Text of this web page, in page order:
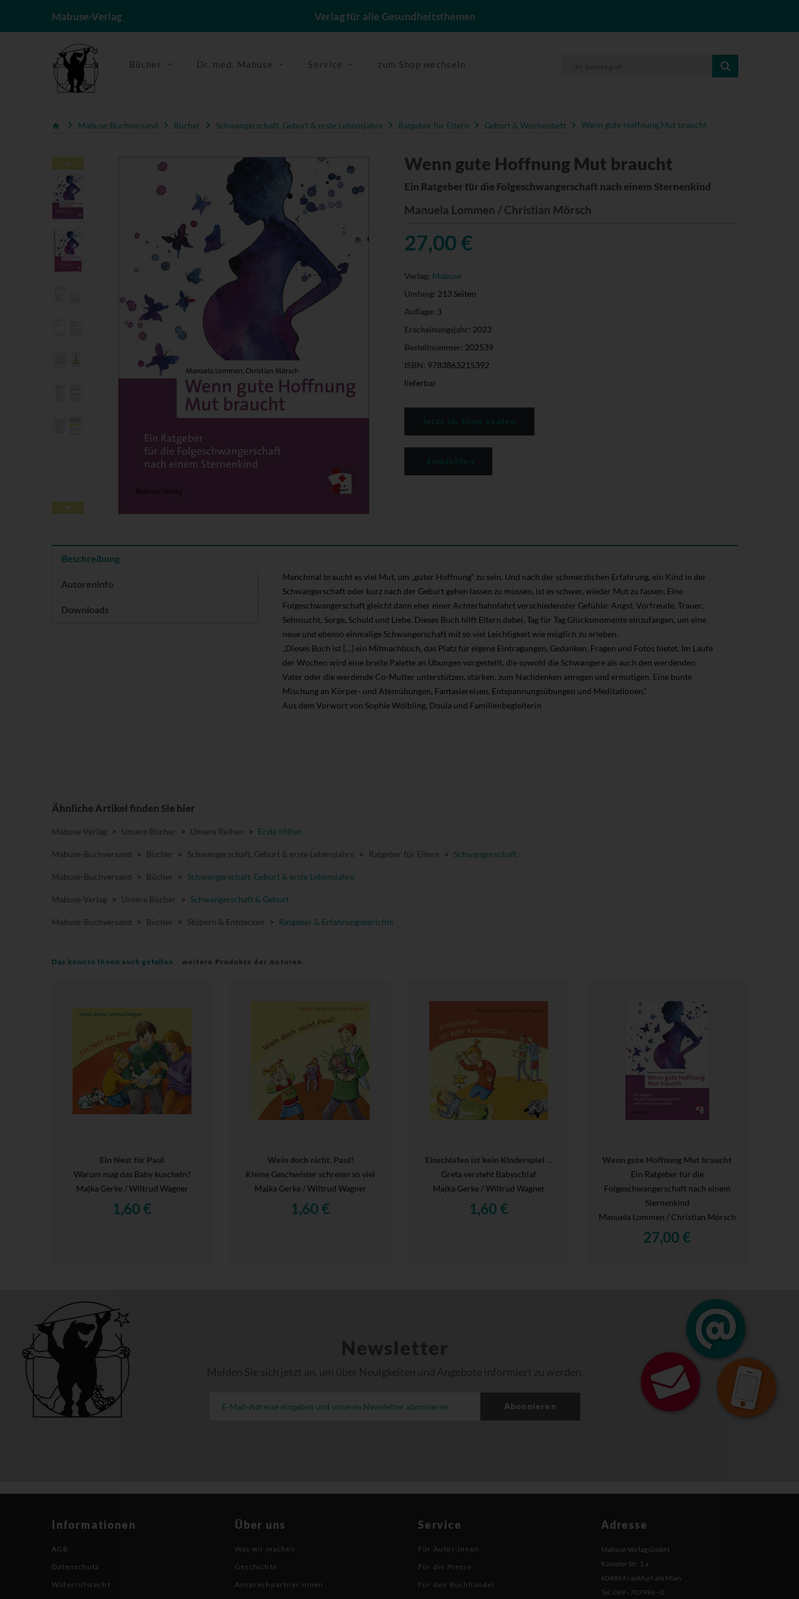
Mabuse-Verlag Verlag für alle Gesundheitsthemen
Bücher Dr. med. Mabuse Service zum Shop wechseln
Mabuse-Buchversand Bücher Schwangerschaft, Geburt & erste Lebensjahre Ratgeber für Eltern Geburt & Wochenbett Wenn gute Hoffnung Mut braucht
Wenn gute Hoffnung Mut braucht
Ein Ratgeber für die Folgeschwangerschaft nach einem Sternenkind
Manuela Lommen / Christian Mörsch
27,00 €
Verlag: Mabuse
Umfang: 213 Seiten
Auflage: 3
Erscheinungsjahr: 2023
Bestellnummer: 202539
ISBN: 9783863215392
lieferbar
Beschreibung
Autoreninfo
Downloads
Manchmal braucht es viel Mut, um „guter Hoffnung“ zu sein. Und nach der schmerzlichen Erfahrung, ein Kind in der
Schwangerschaft oder kurz nach der Geburt gehen lassen zu müssen, ist es schwer, wieder Mut zu fassen. Eine
Folgeschwangerschaft gleicht dann eher einer Achterbahnfahrt verschiedenster Gefühle: Angst, Vorfreude, Trauer,
Sehnsucht, Sorge, Schuld und Liebe. Dieses Buch hilft Eltern dabei, Tag für Tag Glücksmomente einzufangen, um eine
neue und ebenso einmalige Schwangerschaft mit so viel Leichtigkeit wie möglich zu erleben.
„Dieses Buch ist […] ein Mitmachbuch, das Platz für eigene Eintragungen, Gedanken, Fragen und Fotos bietet. Im Laufe
der Wochen wird eine breite Palette an Übungen vorgestellt, die sowohl die Schwangere als auch den werdenden
Vater oder die werdende Co-Mutter unterstützen, stärken, zum Nachdenken anregen und ermutigen. Eine bunte
Mischung an Körper- und Atemübungen, Fantasiereisen, Entspannungsübungen und Meditationen.“
Aus dem Vorwort von Sophie Wölbling, Doula und Familienbegleiterin
Ähnliche Artikel finden Sie hier
Mabuse-Verlag > Unsere Bücher > Unsere Reihen > Erste Hilfen
Mabuse-Buchversand > Bücher > Schwangerschaft, Geburt & erste Lebensjahre > Ratgeber für Eltern > Schwangerschaft
Mabuse-Buchversand > Bücher > Schwangerschaft, Geburt & erste Lebensjahre
Mabuse-Verlag > Unsere Bücher > Schwangerschaft & Geburt
Mabuse-Buchversand > Bücher > Stöbern & Entdecken > Ratgeber & Erfahrungsberichte
Das könnte Ihnen auch gefallen weitere Produkte der Autoren
Ein Nest für Paul
Warum mag das Baby kuscheln?
Majka Gerke / Wiltrud Wagner
1,60 €
Wein doch nicht, Paul!
Kleine Geschwister schreien so viel
Majka Gerke / Wiltrud Wagner
1,60 €
Einschlafen ist kein Kinderspiel …
Greta versteht Babyschlaf
Majka Gerke / Wiltrud Wagner
1,60 €
Wenn gute Hoffnung Mut braucht
Ein Ratgeber für die
Folgeschwangerschaft nach einem
Sternenkind
Manuela Lommen / Christian Mörsch
27,00 €
Newsletter
Melden Sie sich jetzt an, um über Neuigkeiten und Angebote informiert zu werden.
Abonnieren
Informationen
AGB
Datenschutz
Widerrufsrecht
Über uns
Was wir machen
Geschichte
Ansprechpartner:innen
Service
Für Autor:innen
Für die Presse
Für den Buchhandel
Adresse
Mabuse-Verlag GmbH
Kasseler Str. 1 a
60486 Frankfurt am Main
Tel: 069 - 707996 - 0